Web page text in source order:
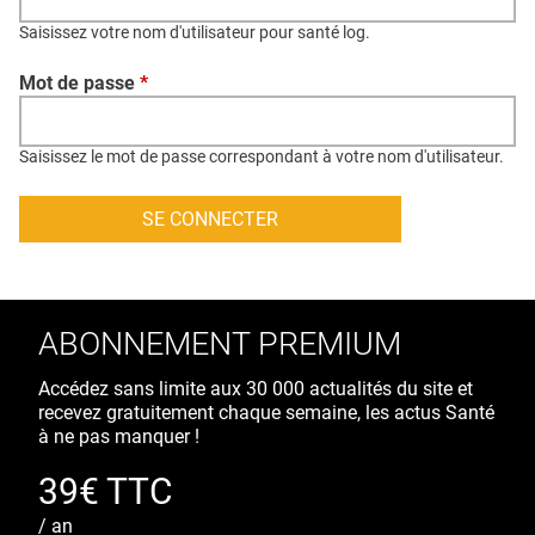
CONTACT
CRÉDITS
Saisissez votre nom d'utilisateur pour santé log.
Mot de passe *
Saisissez le mot de passe correspondant à votre nom d'utilisateur.
ABONNEMENT PREMIUM
Accédez sans limite aux 30 000 actualités du site et
recevez gratuitement chaque semaine, les actus Santé
à ne pas manquer !
39€ TTC
/ an